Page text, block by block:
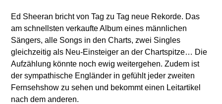
Ed Sheeran bricht von Tag zu Tag neue Rekorde. Das
am schnellsten verkaufte Album eines männlichen
Sängers, alle Songs in den Charts, zwei Singles
gleichzeitig als Neu-Einsteiger an der Chartspitze… Die
Aufzählung könnte noch ewig weitergehen. Zudem ist
der sympathische Engländer in gefühlt jeder zweiten
Fernsehshow zu sehen und bekommt einen Leitartikel
nach dem anderen.